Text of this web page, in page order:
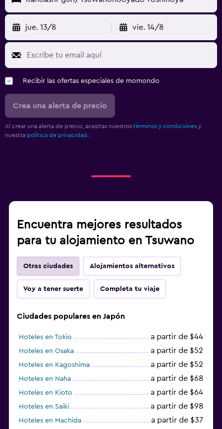
jue. 13/8 vie. 14/8
Recibir las ofertas especiales de momondo
Crea una alerta de precio
Al crear una alerta de precio, aceptas nuestros términos y condiciones y
nuestra política de privacidad.
Encuentra mejores resultados
para tu alojamiento en Tsuwano
Otras ciudades Alojamientos alternativos
Voy a tener suerte Completa tu viaje
Ciudades populares en Japón
Hoteles en Tokio a partir de $44
Hoteles en Osaka a partir de $52
Hoteles en Kagoshima a partir de $52
Hoteles en Naha a partir de $68
Hoteles en Kioto a partir de $64
Hoteles en Saiki a partir de $98
Hoteles en Machida a partir de $37